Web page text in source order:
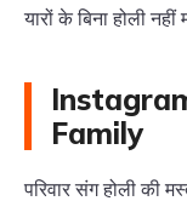
यारों के बिना होली नहीं
Family
परिवार संग होली की